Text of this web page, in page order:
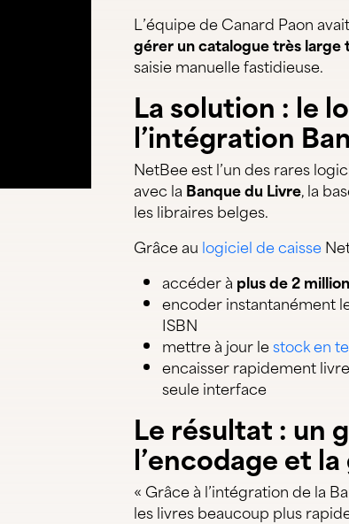
: Librairie Canard Paon — librairie spécialisée
L’équipe de Canard Paon
gérer un catalogue très
saisie manuelle fastidieuse.
La solution : le
l’intégration
NetBee est l’un des rares
avec la Banque du Livre, la
les libraires belges.
Grâce au logiciel de caisse
accéder à plus de 2
encoder instantanément
ISBN
mettre à jour lestock en
encaisser rapidement
seule interface
Le résultat : un
l’encodage et
« Grâce à l’intégration de la
les livres beaucoup plus